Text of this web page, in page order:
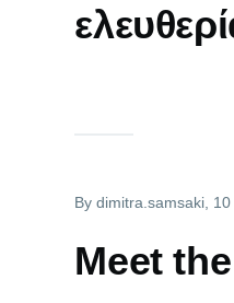
Bydimitra.samsaki ,
Meet